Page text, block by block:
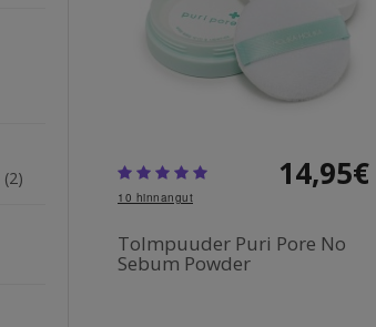
(2)
10 hinnangut
14,95€
Tolmpuuder Puri Pore No
Sebum Powder